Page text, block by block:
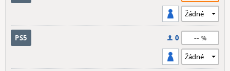
PS5 0 --